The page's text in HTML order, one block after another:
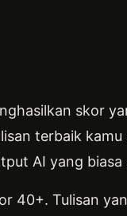
skor
terbaik
AI yang
40+. Tulisan